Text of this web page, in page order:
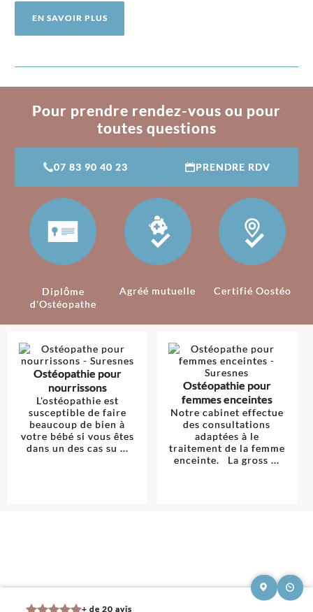
EN SAVOIR PLUS
Pour prendre rendez-vous ou pour
toutes questions
07 83 90 40 23 PRENDRE RDV
Diplôme
d'Ostéopathe
Agréé mutuelle Certifié Oostéo
Ostéopathie pour
nourrissons
L'ostéopathie est
susceptible de faire
beaucoup de bien à
votre bébé si vous êtes
dans un des cas su ...
Ostéopathie pour
femmes enceintes
Notre cabinet effectue
des consultations
adaptées à le
traitement de la femme
enceinte. La gross ...
+ de 20 avis